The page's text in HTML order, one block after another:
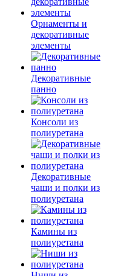
Орнаменты и
декоративные
элементы
Декоративные
панно
Консоли из
полиуретана
Декоративные
чаши и полки из
полиуретана
Камины из
полиуретана